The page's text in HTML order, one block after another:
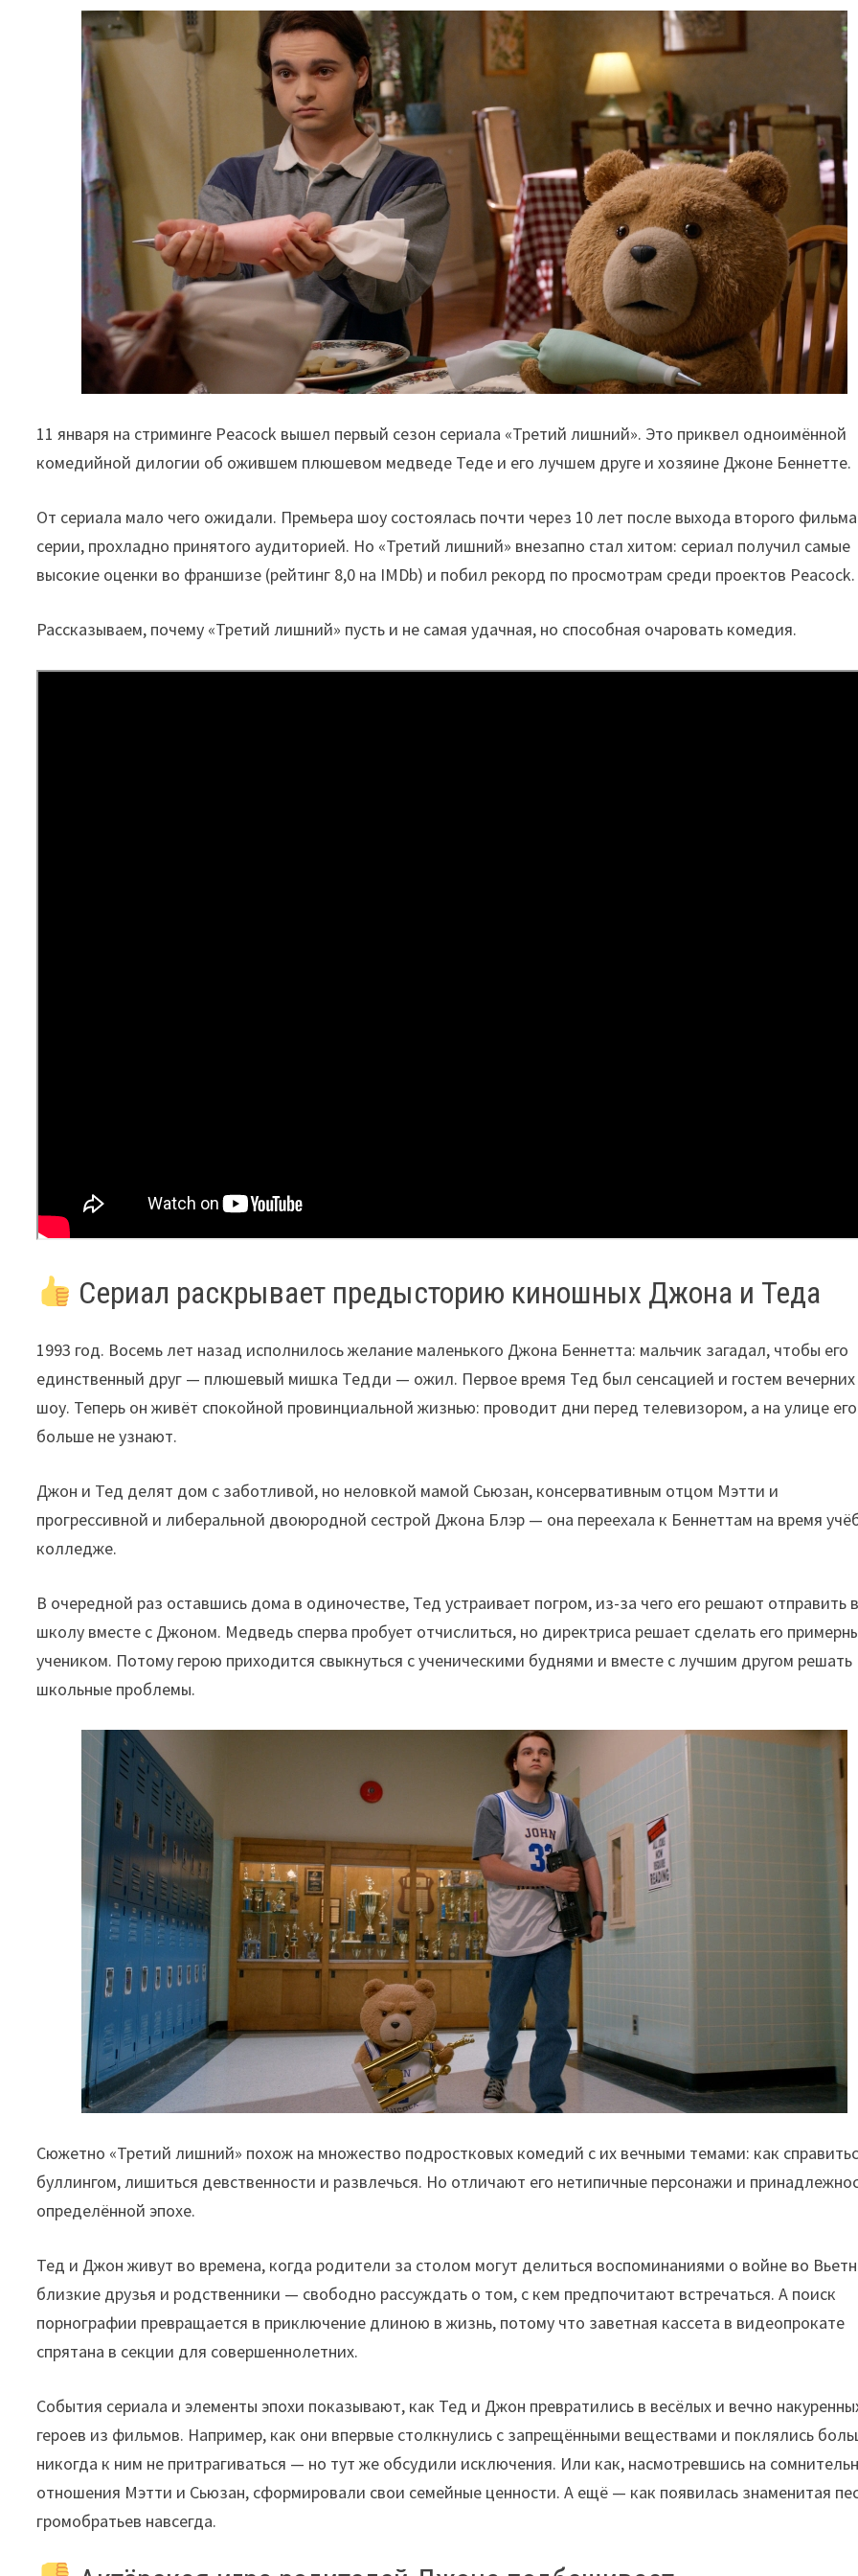
11 января на стриминге Peacock вышел первый сезон сериала «Третий лишний». Это приквел одноимённой
комедийной дилогии об ожившем плюшевом медведе Теде и его лучшем друге и хозяине Джоне Беннетте.
От сериала мало чего ожидали. Премьера шоу состоялась почти через 10 лет после выхода второго фильма
серии, прохладно принятого аудиторией. Но «Третий лишний» внезапно стал хитом: сериал получил самые
высокие оценки во франшизе (рейтинг 8,0 на IMDb) и побил рекорд по просмотрам среди проектов Peacock.
Рассказываем, почему «Третий лишний» пусть и не самая удачная, но способная очаровать комедия.
Сериал раскрывает предысторию киношных Джона и Теда
1993 год. Восемь лет назад исполнилось желание маленького Джона Беннетта: мальчик загадал, чтобы его
единственный друг — плюшевый мишка Тедди — ожил. Первое время Тед был сенсацией и гостем вечерних
шоу. Теперь он живёт спокойной провинциальной жизнью: проводит дни перед телевизором, а на улице его
больше не узнают.
Джон и Тед делят дом с заботливой, но неловкой мамой Сьюзан, консервативным отцом Мэтти и
прогрессивной и либеральной двоюродной сестрой Джона Блэр — она переехала к Беннеттам на время
колледже.
В очередной раз оставшись дома в одиночестве, Тед устраивает погром, из-за чего его решают отправить в
школу вместе с Джоном. Медведь сперва пробует отчислиться, но директриса решает сделать его
учеником. Потому герою приходится свыкнуться с ученическими буднями и вместе с лучшим другом решать
школьные проблемы.
Сюжетно «Третий лишний» похож на множество подростковых комедий с их вечными темами: как
буллингом, лишиться девственности и развлечься. Но отличают его нетипичные персонажи и
определённой эпохе.
Тед и Джон живут во времена, когда родители за столом могут делиться воспоминаниями о войне во
близкие друзья и родственники — свободно рассуждать о том, с кем предпочитают встречаться. А поиск
порнографии превращается в приключение длиною в жизнь, потому что заветная кассета в видеопрокате
спрятана в секции для совершеннолетних.
События сериала и элементы эпохи показывают, как Тед и Джон превратились в весёлых и вечно
героев из фильмов. Например, как они впервые столкнулись с запрещёнными веществами и поклялись
никогда к ним не притрагиваться — но тут же обсудили исключения. Или как, насмотревшись на
отношения Мэтти и Сьюзан, сформировали свои семейные ценности. А ещё — как появилась знаменитая
громобратьев навсегда.